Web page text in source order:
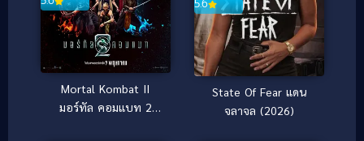
Mortal Kombat II
มอร์ทัล คอมแบท 2
5.6
State Of Fear แดน
จลาจล (2026)